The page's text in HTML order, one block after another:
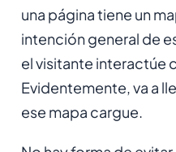
una página tiene un
intención general de
el visitante interactúe
Evidentemente, va a
ese mapa cargue.